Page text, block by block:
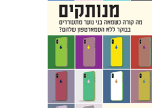
מנחם בלונדהיים